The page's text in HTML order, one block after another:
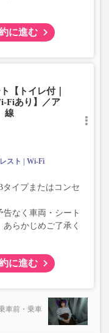
に進む
【トイレ付｜
Fiあり】／ア
線
スト
Wi-Fi
タイプまたはコンセ
告なく車両・シート
らかじめご了承く
に進む
車前・乗車